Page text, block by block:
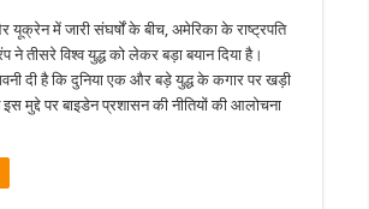
यूक्रेन में जारी संघर्षों के बीच, अमेरिका के राष्ट्रपति
ने तीसरे विश्व युद्ध को लेकर बड़ा बयान दिया है।
दी है कि दुनिया एक और बड़े युद्ध के कगार पर खड़ी
मुद्दे पर बाइडेन प्रशासन की नीतियों की आलोचना